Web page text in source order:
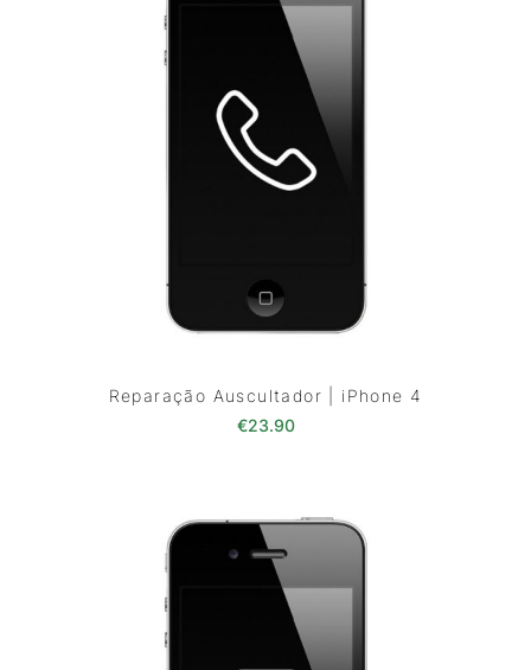
Reparação Auscultador | iPhone 4
€23.90